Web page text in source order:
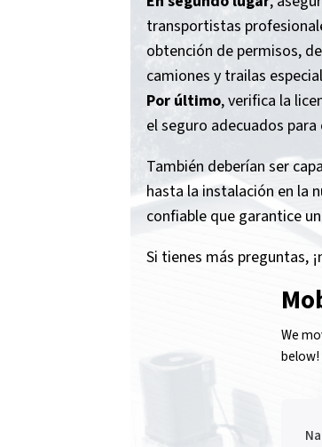
transportistas
obtención de permisos,
camiones y trailas
Por último, verifica la
el seguro adecuados
También deberían ser
hasta la instalación en la
confiable que garantice
Si tienes más preguntas,
We
below!